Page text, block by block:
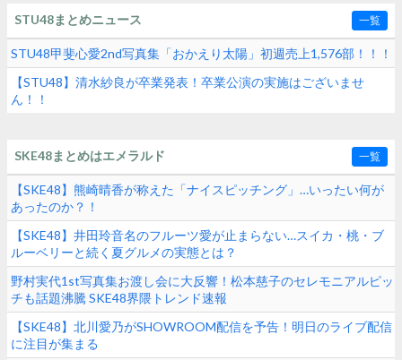
STU48まとめニュース 一覧
STU48甲斐心愛2nd写真集「おかえり太陽」初週売上1,576部！！！
【STU48】清水紗良が卒業発表！卒業公演の実施はございませ
ん！！
SKE48まとめはエメラルド 一覧
【SKE48】熊崎晴香が称えた「ナイスピッチング」…いったい何が
あったのか？！
【SKE48】井田玲音名のフルーツ愛が止まらない…スイカ・桃・ブ
ルーベリーと続く夏グルメの実態とは？
野村実代1st写真集お渡し会に大反響！松本慈子のセレモニアルピッ
チも話題沸騰 SKE48界隈トレンド速報
【SKE48】北川愛乃がSHOWROOM配信を予告！明日のライブ配信
に注目が集まる